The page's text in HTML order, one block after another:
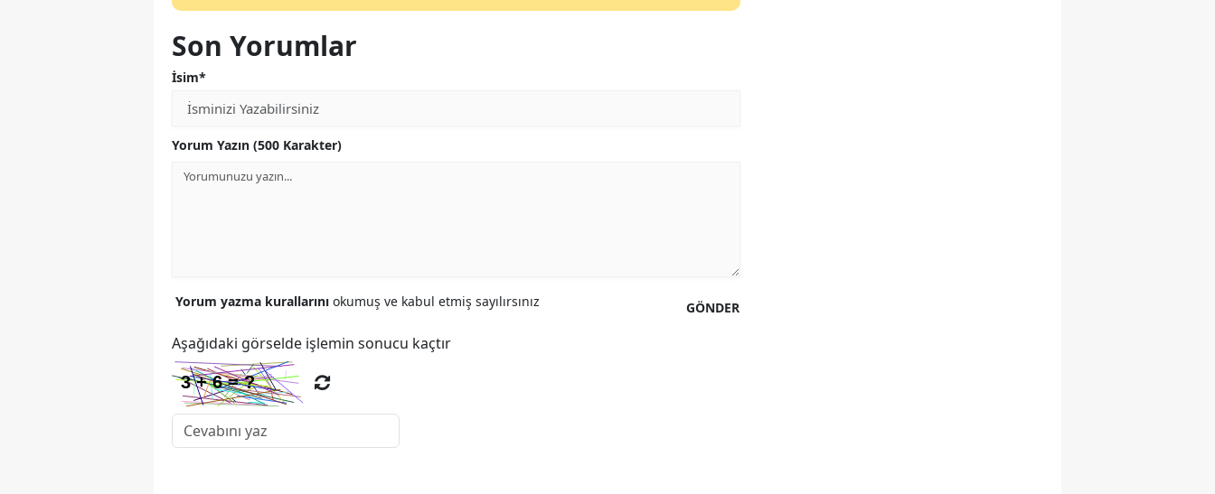
Bartın
Son Yorumlar
İsim*
Yorum Yazın (500 Karakter)
GÖNDER
Yorum yazma kurallarını okumuş ve kabul etmiş sayılırsınız
Aşağıdaki görselde işlemin sonucu kaçtır